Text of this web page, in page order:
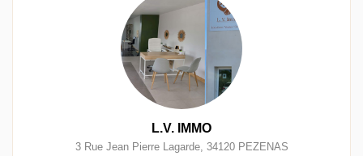
L.V. IMMO
3 Rue Jean Pierre Lagarde, 34120 PEZENAS